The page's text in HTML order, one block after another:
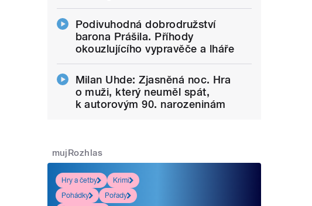
Podivuhodná dobrodružství
barona Prášila. Příhody
okouzlujícího vypravěče a lháře
Milan Uhde: Zjasněná noc. Hra
o muži, který neuměl spát,
k autorovým 90. narozeninám
mujRozhlas
Hry a četby
Krimi
Pohádky
Pořady